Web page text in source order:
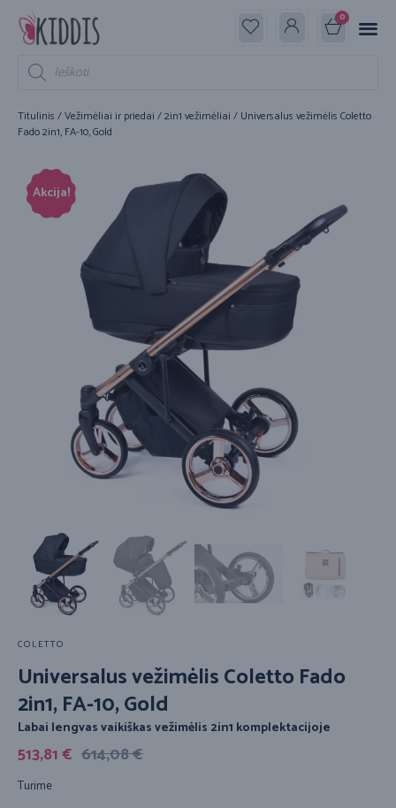
0
Titulinis /Vežimėliai ir priedai /2in1 vežimėliai / Universalus vežimėlis Coletto
Fado 2in1, FA-10, Gold
Akcija!
COLETTO
Universalus vežimėlis Coletto Fado
2in1, FA-10, Gold
Labai lengvas vaikiškas vežimėlis 2in1 komplektacijoje
614,08€
513,81€
Turime